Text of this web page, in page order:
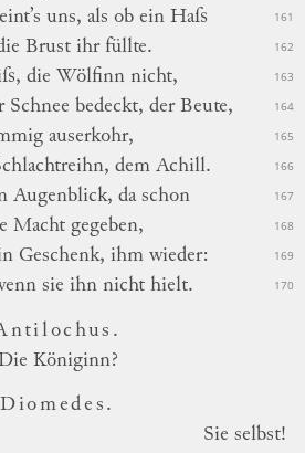
uns, als ob ein Haſs 161
Brust ihr füllte. 162
die Wölfinn nicht, 163
bedeckt, der Beute, 164
auserkohr, 165
dem Achill. 166
Augenblick, da schon 167
Macht gegeben, 168
Geschenk, ihm wieder: 169
sie ihn nicht hielt. 170
Königinn?
Diomedes.
Sie selbst!